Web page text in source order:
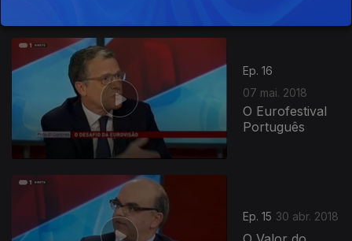
Ep. 16
07 mai. 2018
O Eurofestival
Português
Ep. 15 30 abr. 2018